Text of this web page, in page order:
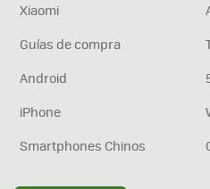
Xiaomi
Guías de compra
Android
iPhone
Smartphones Chinos